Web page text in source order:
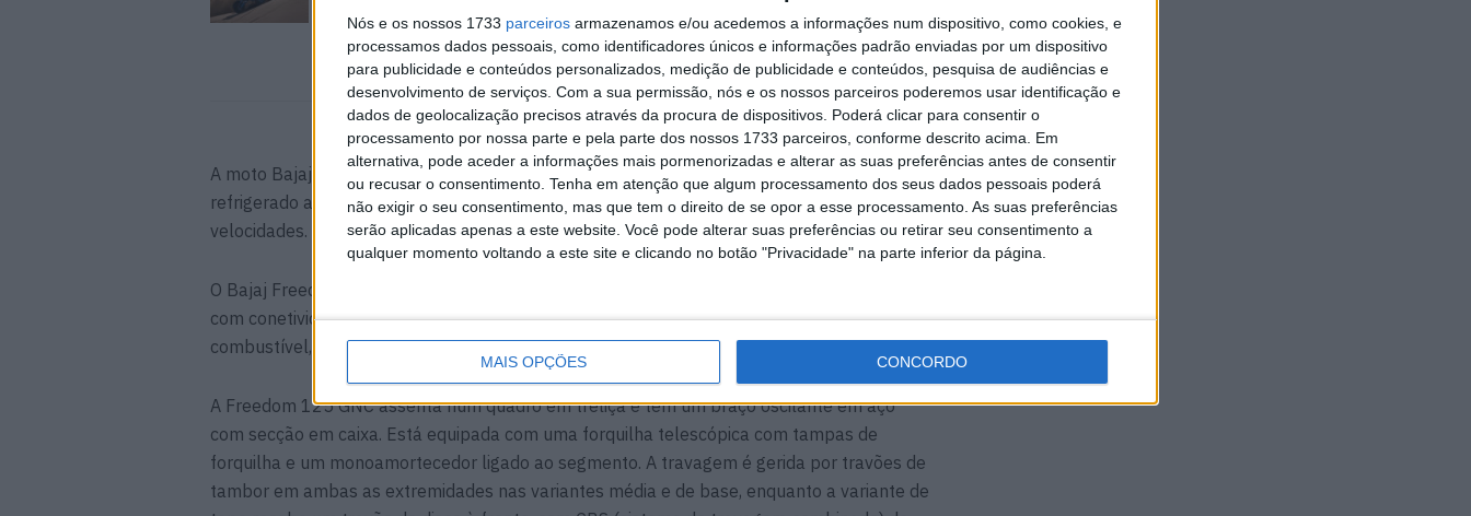
Nós e os nossos 1733 parceiros armazenamos e/ou acedemos a informações num dispositivo, como cookies, e
processamos dados pessoais, como identificadores únicos e informações padrão enviadas por um dispositivo
para publicidade e conteúdos personalizados, medição de publicidade e conteúdos, pesquisa de audiências e
desenvolvimento de serviços. Com a sua permissão, nós e os nossos parceiros poderemos usar identificação e
dados de geolocalização precisos através da procura de dispositivos. Poderá clicar para consentir o
processamento por nossa parte e pela parte dos nossos 1733 parceiros, conforme descrito acima. Em
alternativa, pode aceder a informações mais pormenorizadas e alterar as suas preferências antes de consentir
ou recusar o consentimento. Tenha em atenção que algum processamento dos seus dados pessoais poderá
não exigir o seu consentimento, mas que tem o direito de se opor a esse processamento. As suas preferências
serão aplicadas apenas a este website. Você pode alterar suas preferências ou retirar seu consentimento a
qualquer momento voltando a este site e clicando no botão "Privacidade" na parte inferior da página.
MAIS OPÇÕES CONCORDO
7 AGOSTO, 2026
A moto Bajaj Freedom 125 GNC está equipada com um motor monocilíndrico de 125cc,
refrigerado a ar, que produz 10cv e 9,7Nm. É provável que receba uma caixa de 5
velocidades. A moto apresenta uma troca suave entre GNC e gasolina.
O Bajaj Freedom 125 apresenta um painel de instrumentos LCD com iluminação negativa,
com conetividade Bluetooth na variante superior. Inclui um velocímetro, medidor de
combustível, indicador de posição da mudança, quilometragem traseira e um relógio.
A Freedom 125 GNC assenta num quadro em treliça e tem um braço oscilante em aço
com secção em caixa. Está equipada com uma forquilha telescópica com tampas de
forquilha e um monoamortecedor ligado ao segmento. A travagem é gerida por travões de
tambor em ambas as extremidades nas variantes média e de base, enquanto a variante de